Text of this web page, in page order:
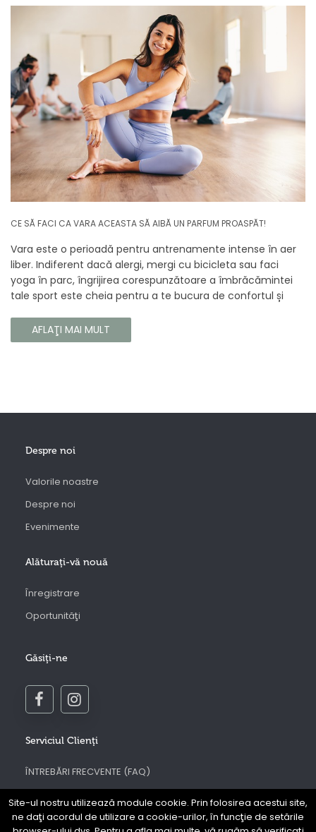
interiorul casei tale. Te va face să vrei ca momentele
trecătoare ale iernii să dureze mai mult timp.
CE SĂ FACI CA VARA ACEASTA SĂ AIBĂ UN PARFUM PROASPĂT!
Vara este o perioadă pentru antrenamente intense în aer
liber. Indiferent dacă alergi, mergi cu bicicleta sau faci
yoga în parc, îngrijirea corespunzătoare a îmbrăcămintei
tale sport este cheia pentru a te bucura de confortul și
cum să vă îngrijiți corect îmbrăcămintea sport, astfel încât
să își păstreze proprietățile chiar și în timpul celor mai
AFLAŢI MAI MULT
Site-ul nostru utilizează module cookie. Prin folosirea acestui site,
ne daţi acordul de utilizare a cookie-urilor, în funcţie de setările
Despre noi
Valorile noastre
Despre noi
Evenimente
Alăturaţi-vă nouă
Înregistrare
Oportunităţi
Găsiţi-ne
Serviciul Clienţi
ÎNTREBĂRI FRECVENTE (FAQ)
Regulamentul site-ului web Prouve